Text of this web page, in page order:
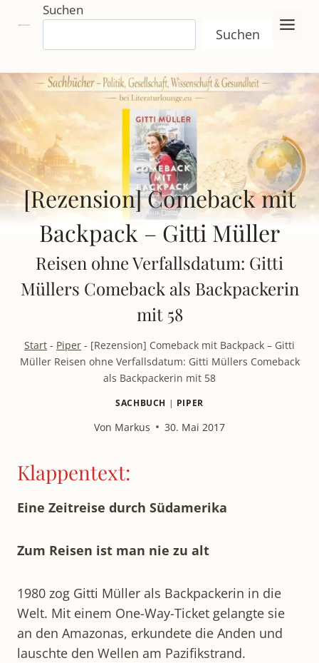
Inhalt
springen
Suchen
Suchen
[Rezension] Comeback mit
Backpack – Gitti Müller
Reisen ohne Verfallsdatum: Gitti
Müllers Comeback als Backpackerin
mit 58
Start - Piper - [Rezension] Comeback mit Backpack – Gitti
Müller Reisen ohne Verfallsdatum: Gitti Müllers Comeback
als Backpackerin mit 58
SACHBUCH | PIPER
Von Markus 30. Mai 2017
Klappentext:
Eine Zeitreise durch Südamerika
Zum Reisen ist man nie zu alt
1980 zog Gitti Müller als Backpackerin in die
Welt. Mit einem One-Way-Ticket gelangte sie
an den Amazonas, erkundete die Anden und
lauschte den Wellen am Pazifikstrand.